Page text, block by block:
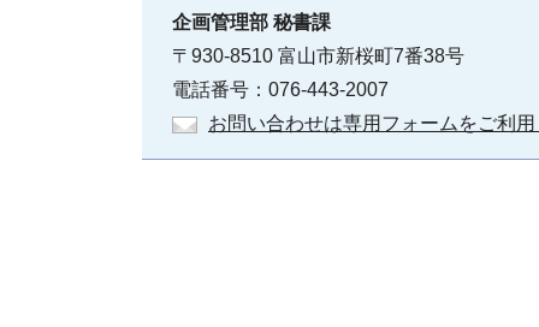
企画管理部 秘書課
〒930-8510 富山市新桜町7番38号
電話番号：076-443-2007
お問い合わせは専用フォームをご利